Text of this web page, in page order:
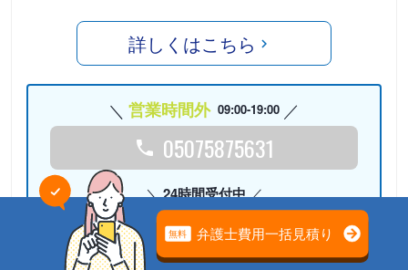
詳しくはこちら
営業時間外 09:00-19:00
05075875631
24時間受付中
Webで相談